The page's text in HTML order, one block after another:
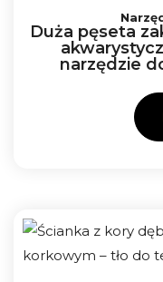
Duża pęseta
narzędzie